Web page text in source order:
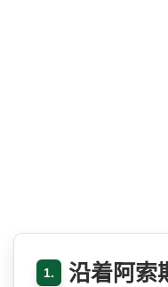
1. 沿着阿索